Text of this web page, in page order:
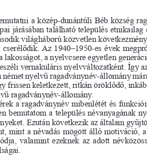
a közép-dunántúli Béb község
járásában található település
világháború közvetlen
Az 1940–1950-es évek
lakosságot, a nyelvcsere egyetlen
vernakuláris nyelvváltozatként. Így
nyelvű ragadványnév-állomány
frissen keletkezett, ritkán öröklődő,
ragadványnév-állomány.
a ragadványnév mibenlétét és
bemutatom a település névanyagának
Ezután következik az általam
mint a névadás mögött álló motiváció,
valamint ezeknek az adott